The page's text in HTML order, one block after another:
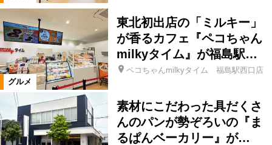
グルメ
東北初出店の「ミルキー」
が香るカフェ『ペコちゃん
milkyタイム』が福島駅…
ペコちゃんmilkyタイム 福島駅西口店
素材にこだわった具だくさ
んのパンが勢ぞろいの『ま
るぱんベーカリー』が…